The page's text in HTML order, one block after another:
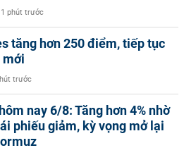
1 phút trước
tăng hơn 250 điểm, tiếp tục
mới
trước
nay 6/8: Tăng hơn 4% nhờ
phiếu giảm, kỳ vọng mở lại